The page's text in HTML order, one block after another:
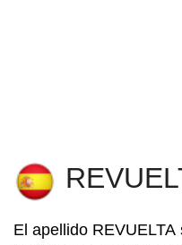
El apellido REVUELTA